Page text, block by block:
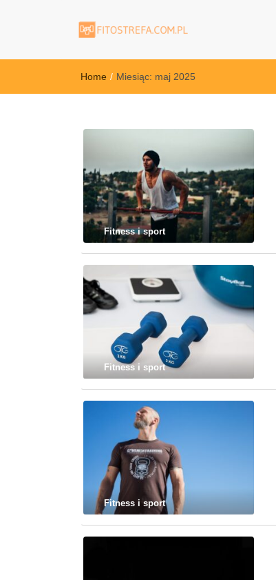
Home / Miesiąc: maj 2025
Fitness i sport
Fitness i sport
Fitness i sport